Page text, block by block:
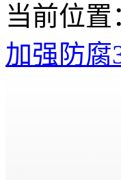
当前位置
加强防腐